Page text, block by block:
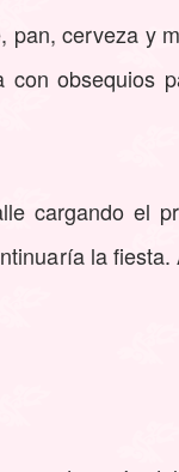
cerveza y
con obsequios
cargando el
la